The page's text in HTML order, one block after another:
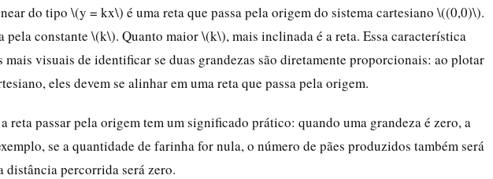
do tipo \(y = kx\) é uma reta que passa pela origem do sistema cartesiano \((0,0)\).
pela constante \(k\). Quanto maior \(k\), mais inclinada é a reta. Essa característica
mais visuais de identificar se duas grandezas são diretamente proporcionais: ao plotar
eles devem se alinhar em uma reta que passa pela origem.
reta passar pela origem tem um significado prático: quando uma grandeza é zero, a
se a quantidade de farinha for nula, o número de pães produzidos também será
distância percorrida será zero.